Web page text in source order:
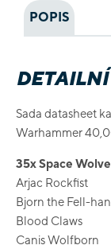
POPIS
Sada datasheet
Warhammer
35x Space
Arjac Rockfist
Bjorn the Fell-
Blood Claws
Canis Wolfborn